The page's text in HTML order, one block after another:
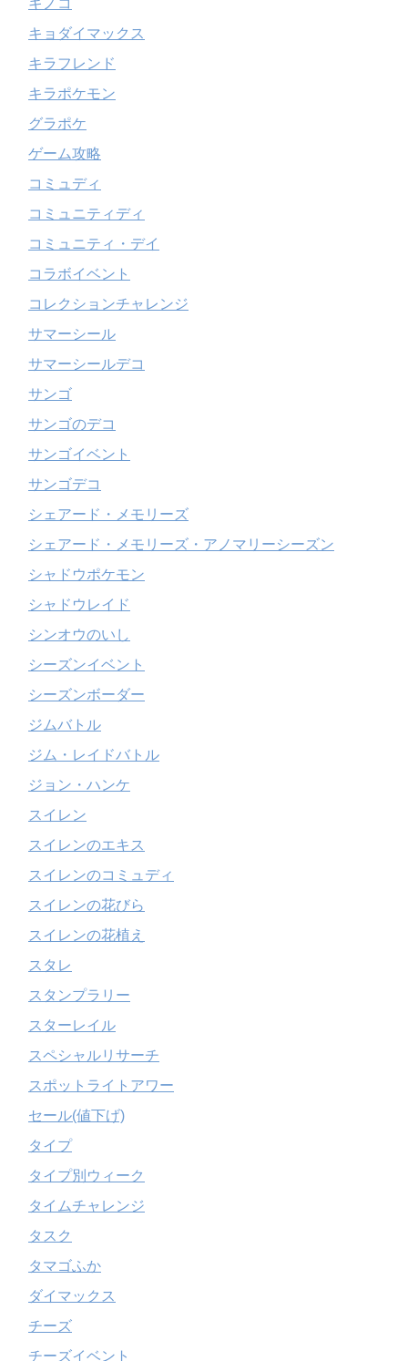
キノコ
キョダイマックス
キラフレンド
キラポケモン
グラポケ
ゲーム攻略
コミュディ
コミュニティディ
コミュニティ・デイ
コラボイベント
コレクションチャレンジ
サマーシール
サマーシールデコ
サンゴ
サンゴのデコ
サンゴイベント
サンゴデコ
シェアード・メモリーズ
シェアード・メモリーズ・アノマリーシーズン
シャドウポケモン
シャドウレイド
シンオウのいし
シーズンイベント
シーズンボーダー
ジムバトル
ジム・レイドバトル
ジョン・ハンケ
スイレン
スイレンのエキス
スイレンのコミュディ
スイレンの花びら
スイレンの花植え
スタレ
スタンプラリー
スターレイル
スペシャルリサーチ
スポットライトアワー
セール(値下げ)
タイプ
タイプ別ウィーク
タイムチャレンジ
タスク
タマゴふか
ダイマックス
チーズ
チーズイベント